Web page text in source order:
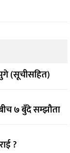
(सूचीसहित)
७ बुँदे सम्झौता
?